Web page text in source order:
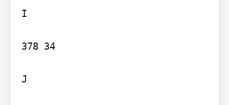
I
378 34
J